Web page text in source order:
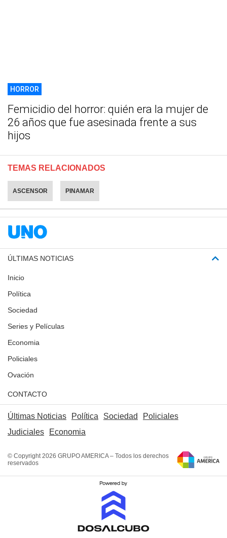
HORROR
Femicidio del horror: quién era la mujer de
26 años que fue asesinada frente a sus
hijos
TEMAS RELACIONADOS
ASCENSOR PINAMAR
ÚLTIMAS NOTICIAS
Inicio
Política
Sociedad
Series y Películas
Economia
Policiales
Ovación
CONTACTO
Últimas Noticias Política Sociedad
Policiales
Judiciales
Economia
© Copyright 2026 GRUPO AMERICA – Todos los derechos
reservados